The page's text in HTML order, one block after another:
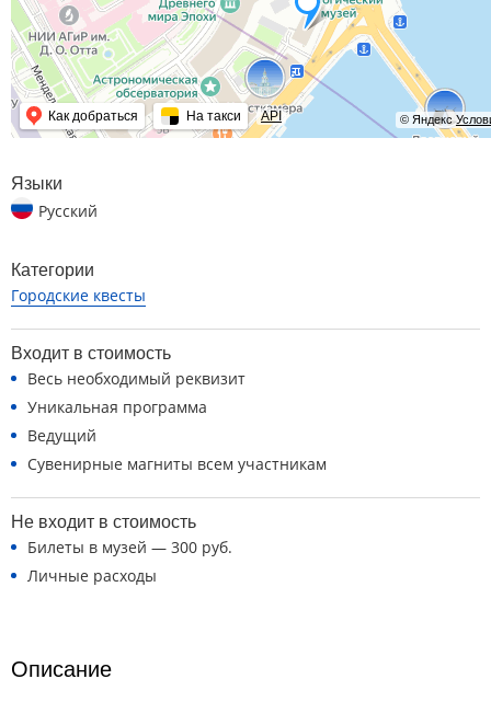
© Яндекс
Как добраться На такси API
Языки
Русский
Категории
Городские квесты
Входит в стоимость
Весь необходимый реквизит
Уникальная программа
Ведущий
Сувенирные магниты всем участникам
Не входит в стоимость
Билеты в музей — 300 руб.
Личные расходы
Описание